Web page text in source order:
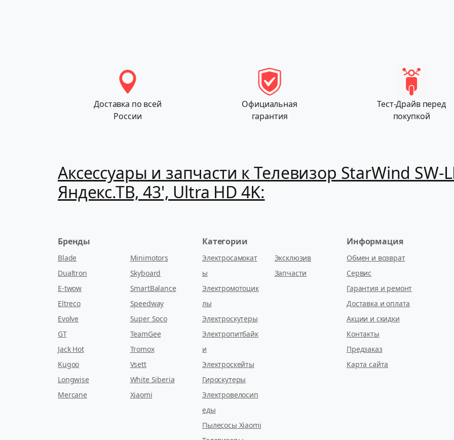
Доставка по всей
России
Официальная
гарантия
Тест-Драйв перед
покупкой
Аксессуары и запчасти к Телевизор StarWind SW-
Яндекс.ТВ, 43', Ultra HD 4K:
Бренды
Blade
Dualtron
E-twow
Eltreco
Evolve
GT
Jack Hot
Kugoo
Longwise
Mercane
Minimotors
Skyboard
SmartBalance
Speedway
Super Soco
TeamGee
Tromox
Vsett
White Siberia
Xiaomi
Категории
Электросамокат
ы
Электромотоцик
лы
Электроскутеры
Электропитбайк
и
Электроскейты
Гироскутеры
Электровелосип
еды
Пылесосы Xiaomi
Эксклюзив
Запчасти
Информация
Обмен и возврат
Сервис
Гарантия и ремонт
Доставка и оплата
Акции и скидки
Контакты
Предзаказ
Карта сайта